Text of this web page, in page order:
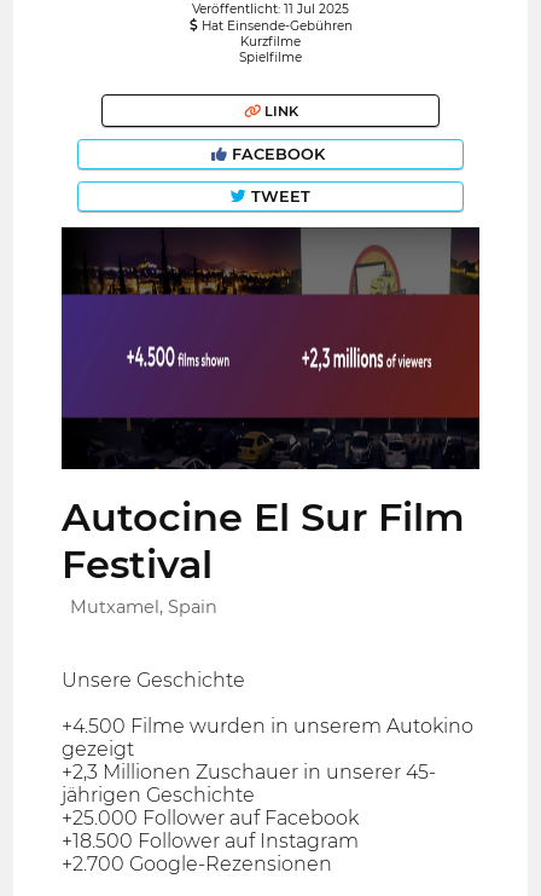
Veröffentlicht: 11 Jul 2025
Hat Einsende-Gebühren
Kurzfilme
Spielfilme
LINK
FACEBOOK
TWEET
Autocine El Sur Film
Festival
Mutxamel, Spain
Unsere Geschichte
+4.500 Filme wurden in unserem Autokino
gezeigt
+2,3 Millionen Zuschauer in unserer 45-
jährigen Geschichte
+25.000 Follower auf Facebook
+18.500 Follower auf Instagram
+2.700 Google-Rezensionen